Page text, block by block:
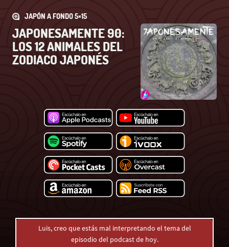
JAPÓN A FONDO 5×15
JAPONESAMENTE 90:
LOS 12 ANIMALES DEL
ZODIACO JAPONÉS
Luis, creo que estás mal interpretando el tema del
episodio del podcast de hoy.